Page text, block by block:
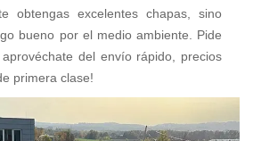
obtengas excelentes chapas, sino
bueno por el medio ambiente. Pide
del envío rápido, precios
primera clase!